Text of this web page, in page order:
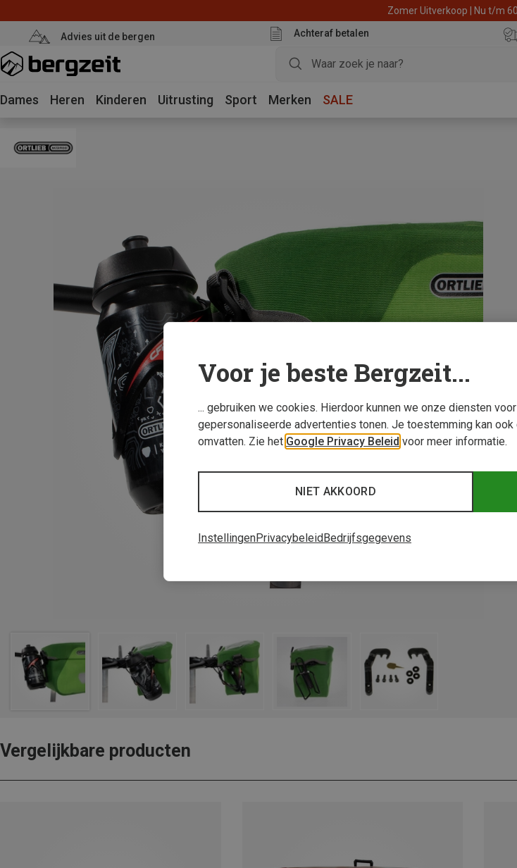
Zomer Uitverkoop | Nu t/m
Advies uit de bergen Achteraf betalen
Dames Heren Kinderen Uitrusting Sport Merken SALE
Vergelijkbare producten
Voor je beste Bergzeit...
... gebruiken we cookies. Hierdoor kunnen we onze diensten
gepersonaliseerde advertenties tonen. Je toestemming kan
omvatten. Zie het Google Privacy Beleid voor meer informatie.
NIET AKKOORD
InstellingenPrivacybeleid Bedrijfsgegevens